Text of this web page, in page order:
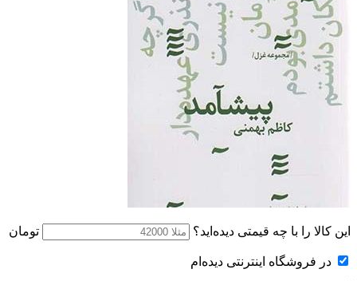
این کالا را با چه قیمتی دیده‌اید؟ تومان
در فروشگاه اینترنتی دیده‌ام